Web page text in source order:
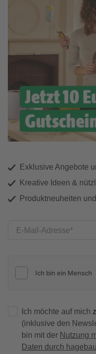
Exklusive Angebote
Kreative Ideen &
Produktneuheiten
E-Mail-Adresse
Ich möchte auf mich
(inklusive den
bin mit der Nutzung
Daten durch hagebau